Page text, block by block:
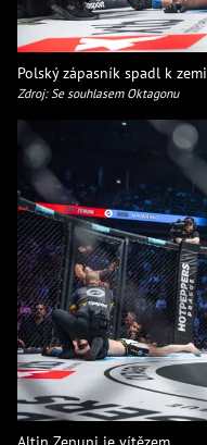
Polský zápasník spadl k
Zdroj: Se souhlasem Oktagonu